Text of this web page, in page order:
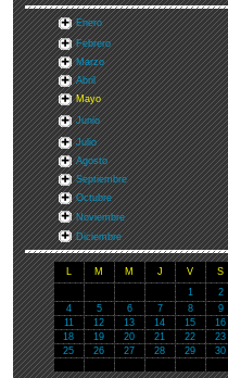
Enero
Febrero
Marzo
Abril
Mayo
Junio
Julio
Agosto
Septiembre
Octubre
Noviembre
Diciembre
L M M J V S
1
2
4
5 6 7 8 9
11
12 13 14 15 16
18
19 20 21 22 23
25
26 27 28 29 30